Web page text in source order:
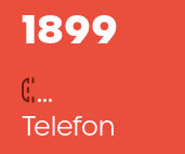
1899
Telefon